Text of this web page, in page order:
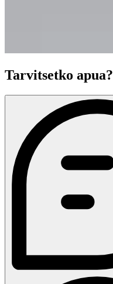
Tarvitsetko apua?